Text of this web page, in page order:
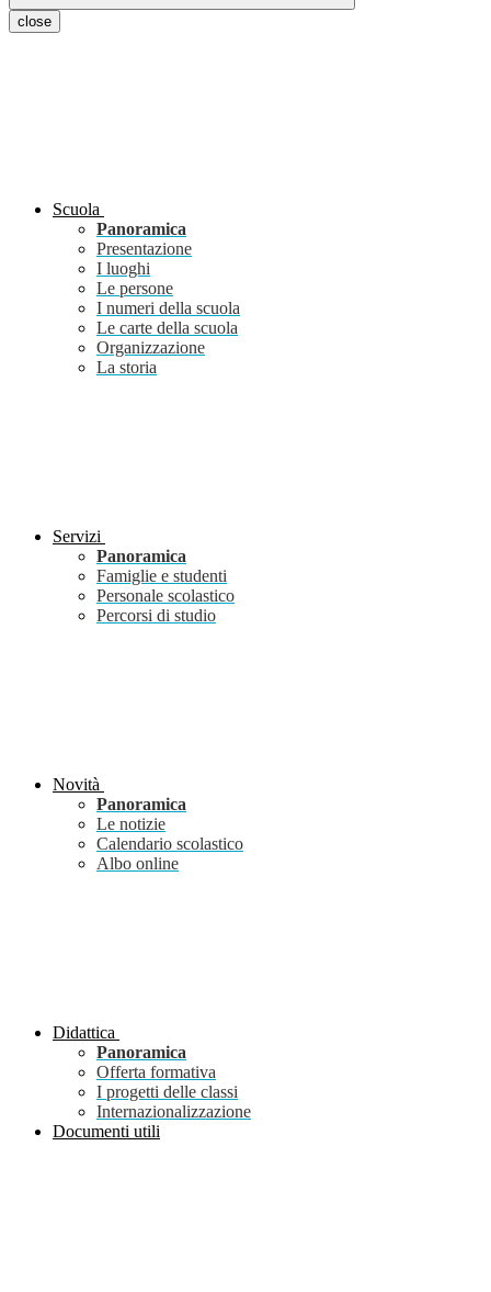
close
Scuola
Panoramica
Presentazione
I luoghi
Le persone
I numeri della scuola
Le carte della scuola
Organizzazione
La storia
Servizi
Panoramica
Famiglie e studenti
Personale scolastico
Percorsi di studio
Novità
Panoramica
Le notizie
Calendario scolastico
Albo online
Didattica
Panoramica
Offerta formativa
I progetti delle classi
Internazionalizzazione
Documenti utili